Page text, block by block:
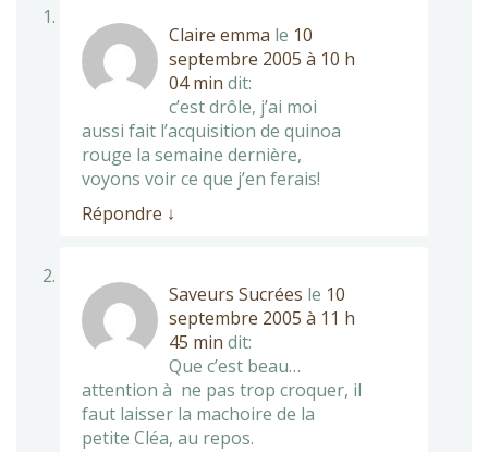
Claire emma le 10
septembre 2005 à 10 h
04 min dit:
c’est drôle, j’ai moi
aussi fait l’acquisition de quinoa
rouge la semaine dernière,
voyons voir ce que j’en ferais!
Répondre ↓
Saveurs Sucrées le 10
septembre 2005 à 11 h
45 min dit:
Que c’est beau…
attention à ne pas trop croquer, il
faut laisser la machoire de la
petite Cléa, au repos.